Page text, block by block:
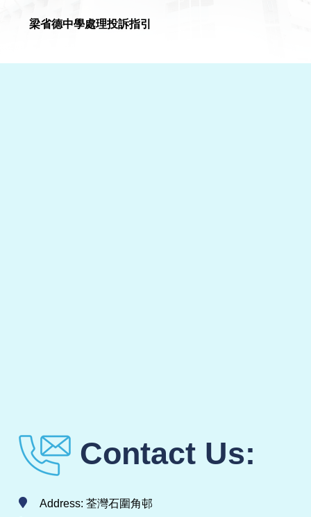
梁省德中學處理投訴指引
Contact Us:
Address: 荃灣石圍角邨